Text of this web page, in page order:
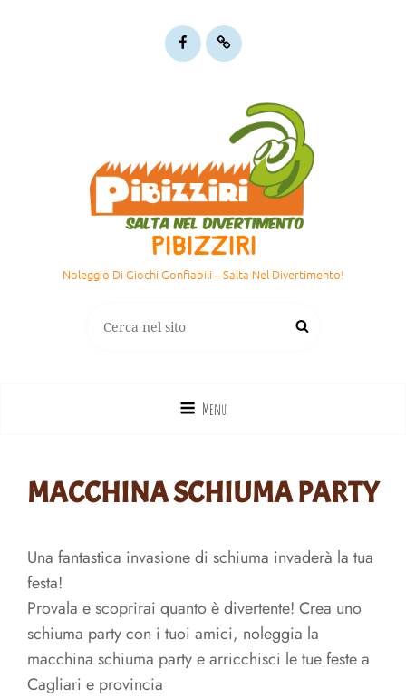
Pibizziri
su
Gmaps:
dove
PIBIZZIRI
Noleggio Di Giochi Gonfiabili – Salta Nel Divertimento!
for:
Search
Menu
MACCHINA SCHIUMA PARTY
Una fantastica invasione di schiuma invaderà la tua
festa!
Provala e scoprirai quanto è divertente! Crea uno
schiuma party con i tuoi amici, noleggia la
macchina schiuma party e arricchisci le tue feste a
Cagliari e provincia